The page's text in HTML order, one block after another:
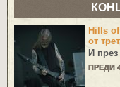
Hills
от
И
ПРЕДИ